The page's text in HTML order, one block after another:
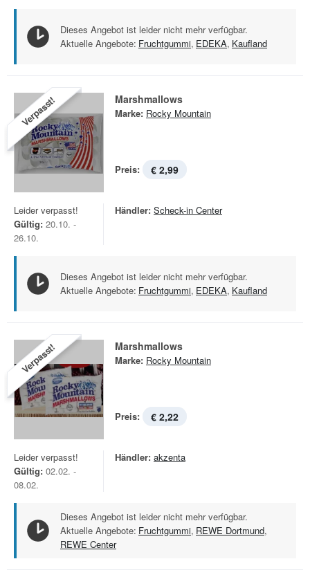
Dieses Angebot ist leider nicht mehr verfügbar.
Aktuelle Angebote: Fruchtgummi, EDEKA, Kaufland
Verpasst! Marshmallows
Marke: Rocky Mountain
Preis: € 2,99
Leider verpasst!
Gültig: 20.10. -
26.10.
Händler: Scheck-in Center
Dieses Angebot ist leider nicht mehr verfügbar.
Aktuelle Angebote: Fruchtgummi, EDEKA, Kaufland
Verpasst! Marshmallows
Marke: Rocky Mountain
Preis: € 2,22
Leider verpasst!
Gültig: 02.02. -
08.02.
Händler: akzenta
Dieses Angebot ist leider nicht mehr verfügbar.
Aktuelle Angebote: Fruchtgummi, REWE Dortmund,
REWE Center